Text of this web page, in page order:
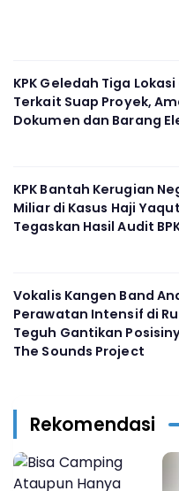
KPK Geledah Tiga
Terkait Suap Proyek,
Dokumen dan Barang
KPK Bantah Kerugian
Miliar di Kasus Haji
Tegaskan Hasil Audit
Vokalis Kangen Band
Perawatan Intensif di
Teguh Gantikan
The Sounds Project
Rekomendasi